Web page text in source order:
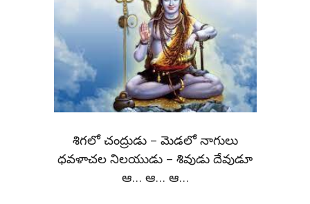
శిగలో చంద్రుడు – మెడలో నాగులు
ధవళాచల నిలయుడు – శివుడు దేవుడూ
ఆ… ఆ… ఆ…